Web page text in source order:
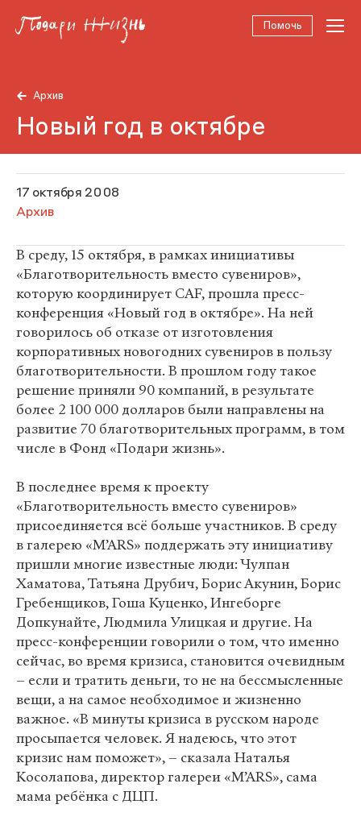
Помочь
Архив
Новый год в октябре
17 октября 2008
Архив
В среду, 15 октября, в рамках инициативы
«Благотворительность вместо сувениров»,
которую координирует CAF, прошла пресс-
конференция «Новый год в октябре». На ней
говорилось об отказе от изготовления
корпоративных новогодних сувениров в пользу
благотворительности. В прошлом году такое
решение приняли 90 компаний, в результате
более 2 100 000 долларов были направлены на
развитие 70 благотворительных программ, в том
числе в Фонд «Подари жизнь».
В последнее время к проекту
«Благотворительность вместо сувениров»
присоединяется всё больше участников. В среду
в галерею «M’ARS» поддержать эту инициативу
пришли многие известные люди: Чулпан
Хаматова, Татьяна Друбич, Борис Акунин, Борис
Гребенщиков, Гоша Куценко, Ингеборге
Допкунайте, Людмила Улицкая и другие. На
пресс-конференции говорили о том, что именно
сейчас, во время кризиса, становится очевидным
– если и тратить деньги, то не на бессмысленные
вещи, а на самое необходимое и жизненно
важное. «В минуты кризиса в русском народе
просыпается человек. Я надеюсь, что этот
кризис нам поможет», – сказала Наталья
Косолапова, директор галереи «M’ARS», сама
мама ребёнка с ДЦП.